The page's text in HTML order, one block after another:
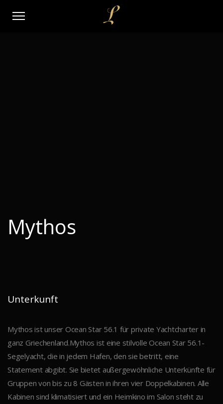
Mythos
Unterkunft
Mythos ist unser Ocean Star 56.1 für private Yachtcharter in
ganz Griechenland.Mythos ist eine stilvolle Ocean Star 56.1-
Segelyacht, die in jedem Hafen, den sie betritt, eine
Statement abgibt. Sie bietet außergewöhnliche Unterkünfte für
Gruppen von bis zu 8 Gästen in ihren vier Doppelkabinen. Alle
Kabinen sind klimatisiert und ein Heimkino im Salon steht zu